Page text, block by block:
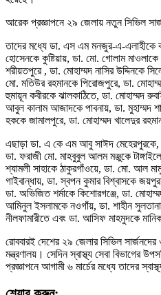
আরেক প্রজ্ঞাপনে ২৯ জেলায় নতুন সিভিল
তাদের মধ্যে ডা. এস এম মনজুর-এ-এলাহীকে
হোসেনকে কুষ্টিয়ায়, ডা. মো. গোলাম মাওলাকে
শরীয়তপুরে , ডা. মোহাম্মদ নাসির উদ্দিনকে
মো. মতিউর রহমানকে পিরোজপুরে, ডা.
হুমায়ূন কবীরকে ঝালকাঠিতে, ডা. মোহাম্মদ
আবুল কালাম আজাদকে পাবনায়, ডা. মুহাম্মদ
হককে জামালপুরে, ডা. মোহাম্মদ খালেদুর
এছাড়া ডা. এ কে এম আবু সাঈদ মেহেরপুরকে,
ডা. ফরাজী মো. মাহবুবুল আলম মঞ্জুকে
শ্যামলী সাহাকে ঠাকুরগাঁওয়ে, ডা. মো. আল
গাইবান্ধায়, ডা. স্বপন কুমার বিশ্বাসকে
ডা. অভিজিত শর্মাকে কিশোরগঞ্জে, ডা.
আমিনুল ইসলামকে নওগাঁয়, ডা. শাহীন
নীলফামারীতে এবং ডা. আসিফ মাহমুদকে
রোববারই দেশের ২৯ জেলার সিভিল
মন্ত্রণালয়। সেদিন স্বাস্থ্য সেবা বিভাগের
প্রজ্ঞাপনে আগামী ৬ মার্চের মধ্যে তাদের